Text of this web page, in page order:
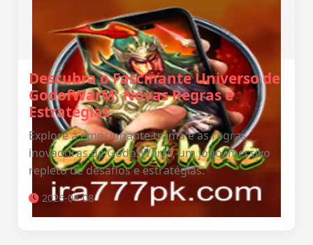
Descubra o Fascinante Universo de
GodofWarM: Novas Regras e
Estratégias
Explore a emocionante trama e as regras
inovadoras de GodofWarM, um jogo imersivo
repleto de desafios e estratégias.
2026-04-08